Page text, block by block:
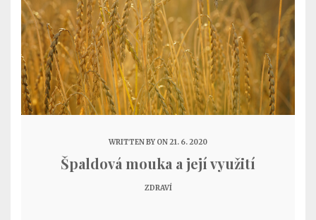
WRITTEN BY ON 21. 6. 2020
Špaldová mouka a její využití
ZDRAVÍ